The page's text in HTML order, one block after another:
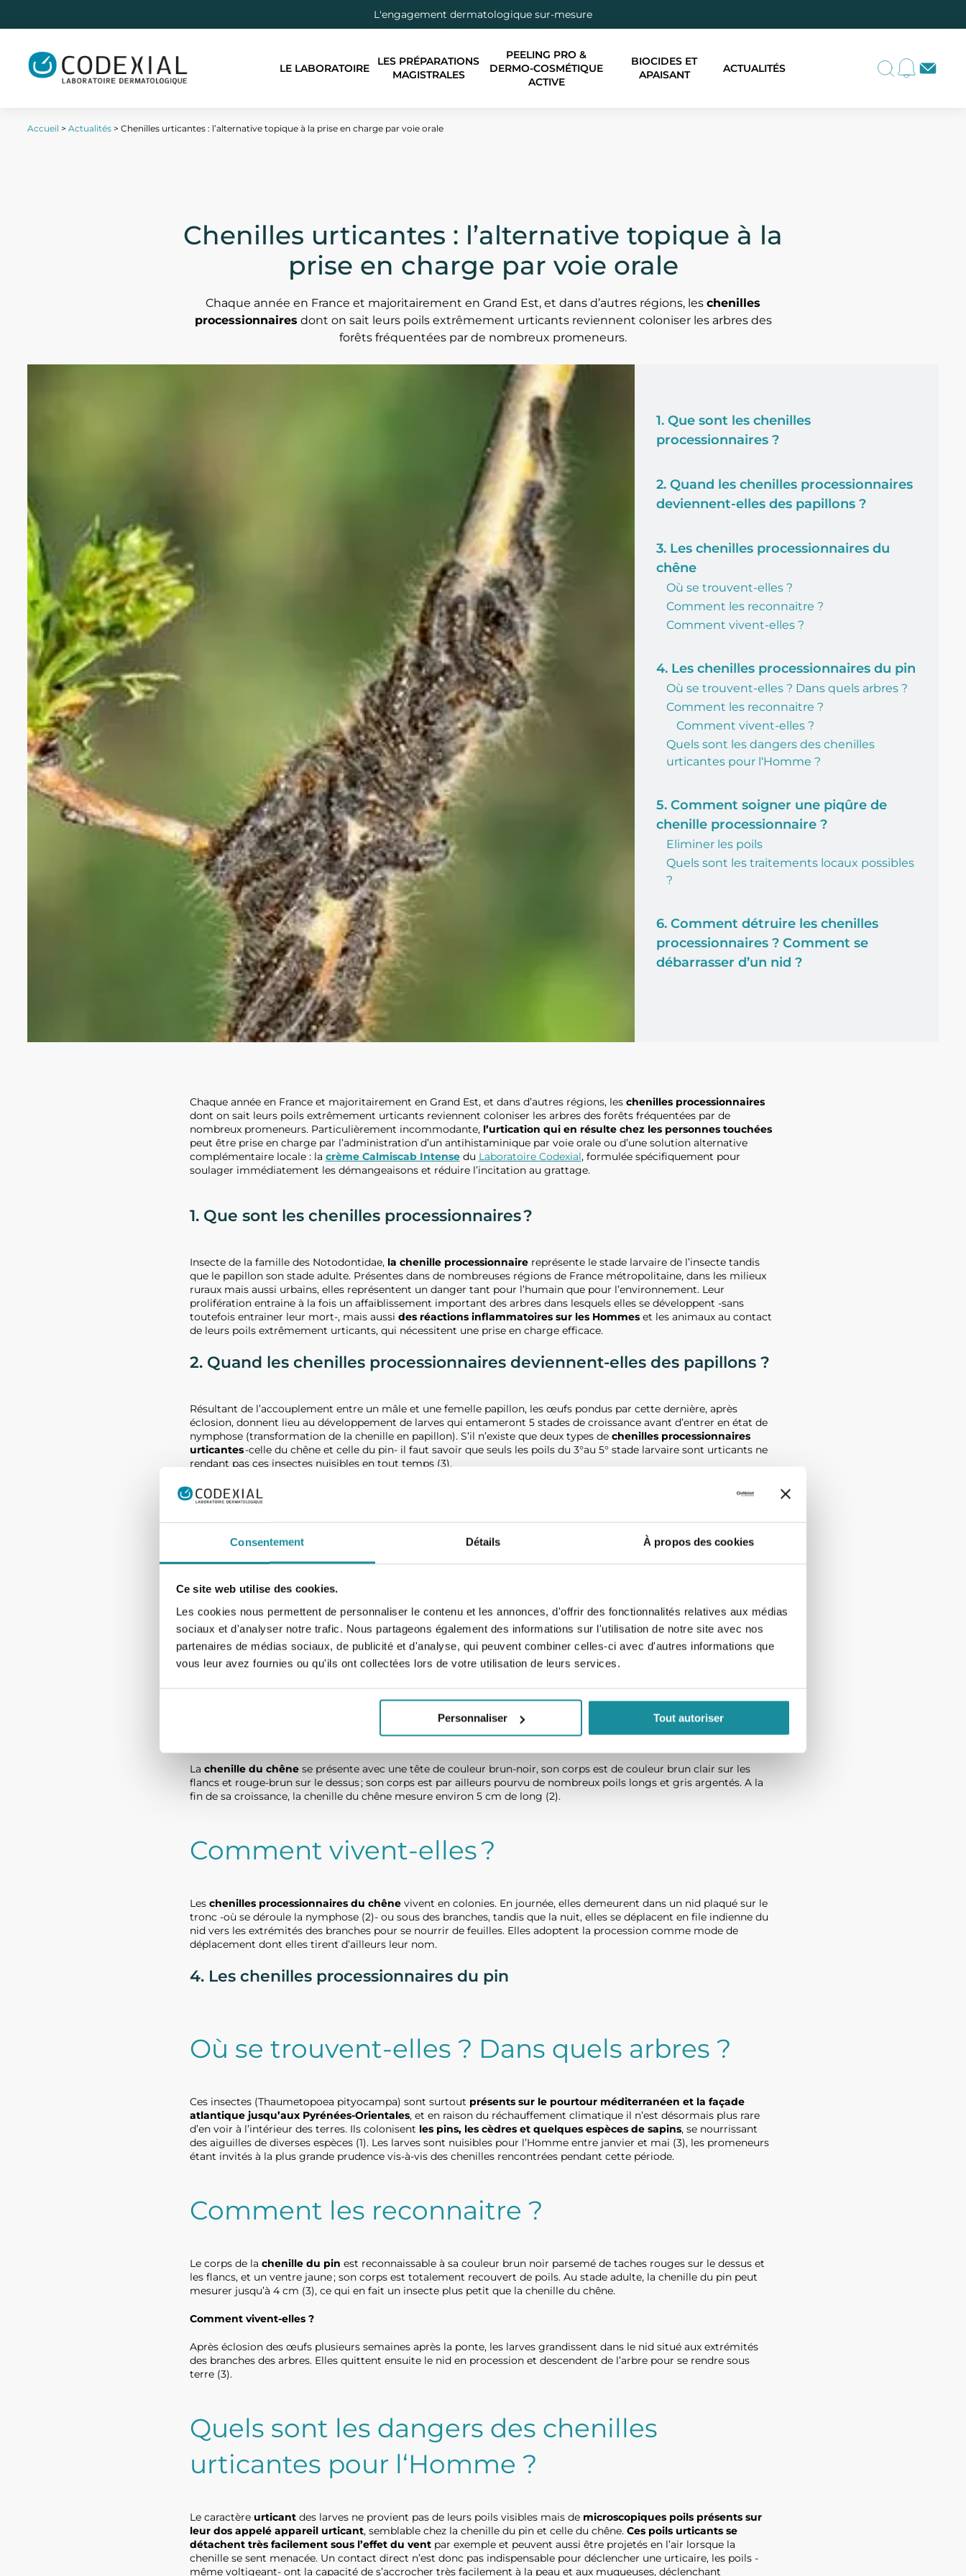
Consentement Détails À propos des cookies
Ce site web utilise des cookies.
Les cookies nous permettent de personnaliser le contenu et les annonces, d'offrir des fonctionnalités relatives aux médias
sociaux et d'analyser notre trafic. Nous partageons également des informations sur l'utilisation de notre site avec nos
partenaires de médias sociaux, de publicité et d'analyse, qui peuvent combiner celles-ci avec d'autres informations que
vous leur avez fournies ou qu'ils ont collectées lors de votre utilisation de leurs services.
Personnaliser Tout autoriser
L'engagement dermatologique sur-mesure
LE LABORATOIRE
LES PRÉPARATIONS
MAGISTRALES
PEELING PRO &
DERMO-COSMÉTIQUE
ACTIVE
BIOCIDES ET
APAISANT
ACTUALITÉS
Accueil > Actualités > Chenilles urticantes : l’alternative topique à la prise en charge par voie orale
Chenilles urticantes : l’alternative topique à la
prise en charge par voie orale
Chaque année en France et majoritairement en Grand Est, et dans d’autres régions, les chenilles
processionnaires dont on sait leurs poils extrêmement urticants reviennent coloniser les arbres des
forêts fréquentées par de nombreux promeneurs.
1. Que sont les chenilles
processionnaires ?
2. Quand les chenilles processionnaires
deviennent-elles des papillons ?
3. Les chenilles processionnaires du
chêne
Où se trouvent-elles ?
Comment les reconnaitre ?
Comment vivent-elles ?
4. Les chenilles processionnaires du pin
Où se trouvent-elles ? Dans quels arbres ?
Comment les reconnaitre ?
Comment vivent-elles ?
Quels sont les dangers des chenilles
urticantes pour l‘Homme ?
5. Comment soigner une piqûre de
chenille processionnaire ?
Eliminer les poils
Quels sont les traitements locaux possibles
?
6. Comment détruire les chenilles
processionnaires ? Comment se
débarrasser d’un nid ?
Chaque année en France et majoritairement en Grand Est, et dans d’autres régions, les chenilles processionnaires
dont on sait leurs poils extrêmement urticants reviennent coloniser les arbres des forêts fréquentées par de
nombreux promeneurs. Particulièrement incommodante, l’urtication qui en résulte chez les personnes touchées
peut être prise en charge par l’administration d’un antihistaminique par voie orale ou d’une solution alternative
complémentaire locale : la crème Calmiscab Intensedu Laboratoire Codexial, formulée spécifiquement pour
soulager immédiatement les démangeaisons et réduire l’incitation au grattage.
1. Que sont les chenilles processionnaires ?
Insecte de la famille des Notodontidae, la chenille processionnaire représente le stade larvaire de l’insecte tandis
que le papillon son stade adulte. Présentes dans de nombreuses régions de France métropolitaine, dans les milieux
ruraux mais aussi urbains, elles représentent un danger tant pour l’humain que pour l’environnement. Leur
prolifération entraine à la fois un affaiblissement important des arbres dans lesquels elles se développent -sans
toutefois entrainer leur mort-, mais aussi des réactions inflammatoires sur les Hommeset les animaux au contact
de leurs poils extrêmement urticants, qui nécessitent une prise en charge efficace.
2. Quand les chenilles processionnaires deviennent-elles des papillons ?
Résultant de l’accouplement entre un mâle et une femelle papillon, les œufs pondus par cette dernière, après
éclosion, donnent lieu au développement de larves qui entameront 5 stades de croissance avant d’entrer en état de
nymphose (transformation de la chenille en papillon). S’il n’existe que deux types de chenilles processionnaires
urticantes-celle du chêne et celle du pin- il faut savoir que seuls les poils du 3°au 5° stade larvaire sont urticants ne
rendant pas ces insectes nuisibles en tout temps (3).
3. Les chenilles processionnaires du chêne
Où se trouvent-elles ?
Surtout présents dans les régions Alsace, Bourgogne, Ile-de-France, Centre, Poitou-Charentes et Midi-Pyrénées, ces
insectes colonisent quasi-exclusivement les chênes et se nourrissent de leurs feuilles. Les larves sont nuisibles à
l’Homme d’avril à juillet (1), période durant laquelle il convient aux promeneurs de redoubler d’attention.
Comment les reconnaitre ?
La chenille du chênese présente avec une tête de couleur brun-noir, son corps est de couleur brun clair sur les
flancs et rouge-brun sur le dessus ; son corps est par ailleurs pourvu de nombreux poils longs et gris argentés. A la
fin de sa croissance, la chenille du chêne mesure environ 5 cm de long (2).
Comment vivent-elles ?
Les chenilles processionnaires du chênevivent en colonies. En journée, elles demeurent dans un nid plaqué sur le
tronc -où se déroule la nymphose (2)- ou sous des branches, tandis que la nuit, elles se déplacent en file indienne du
nid vers les extrémités des branches pour se nourrir de feuilles. Elles adoptent la procession comme mode de
déplacement dont elles tirent d’ailleurs leur nom.
4. Les chenilles processionnaires du pin
Où se trouvent-elles ? Dans quels arbres ?
Ces insectes (Thaumetopoea pityocampa) sont surtout présents sur le pourtour méditerranéen et la façade
atlantique jusqu’aux Pyrénées-Orientales, et en raison du réchauffement climatique il n’est désormais plus rare
d’en voir à l’intérieur des terres. Ils colonisent les pins, les cèdres et quelques espèces de sapins, se nourrissant
des aiguilles de diverses espèces (1). Les larves sont nuisibles pour l’Homme entre janvier et mai (3), les promeneurs
étant invités à la plus grande prudence vis-à-vis des chenilles rencontrées pendant cette période.
Comment les reconnaitre ?
Le corps de la chenille du pin est reconnaissable à sa couleur brun noir parsemé de taches rouges sur le dessus et
les flancs, et un ventre jaune ; son corps est totalement recouvert de poils. Au stade adulte, la chenille du pin peut
mesurer jusqu’à 4 cm (3), ce qui en fait un insecte plus petit que la chenille du chêne.
Comment vivent-elles ?
Après éclosion des œufs plusieurs semaines après la ponte, les larves grandissent dans le nid situé aux extrémités
des branches des arbres. Elles quittent ensuite le nid en procession et descendent de l’arbre pour se rendre sous
terre (3).
Quels sont les dangers des chenilles
urticantes pour l‘Homme ?
Le caractère urticant des larves ne provient pas de leurs poils visibles mais de microscopiques poils présents sur
leur dos appelé appareil urticant, semblable chez la chenille du pin et celle du chêne. Ces poils urticants se
détachent très facilement sous l’effet du ventpar exemple et peuvent aussi être projetés en l’air lorsque la
chenille se sent menacée. Un contact direct n’est donc pas indispensable pour déclencher une urticaire, les poils -
même voltigeant- ont la capacité de s’accrocher très facilement à la peau et aux muqueuses, déclenchant